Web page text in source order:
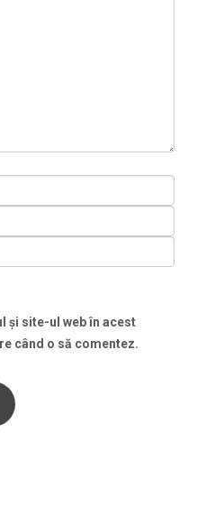
și site-ul web în acest
când o să comentez.